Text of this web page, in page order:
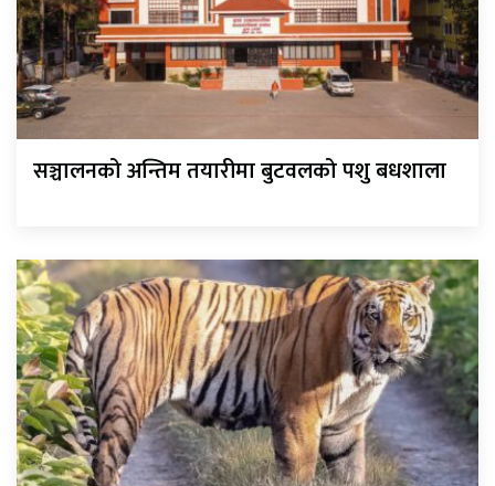
सञ्चालनको अन्तिम तयारीमा बुटवलको पशु बधशाला